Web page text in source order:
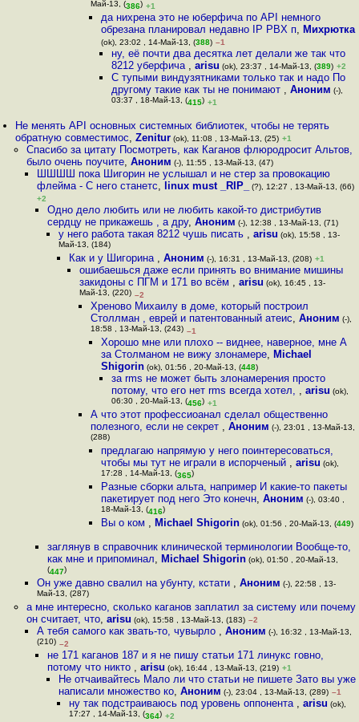
Май-13, (386) +1
да нихрена это не юберфича по API немного
обрезана планировал недавно IP PBX п, Михрютка
(ok), 23:02 , 14-Май-13, (388) –1
ну, её почти два десятка лет делали же так что
8212 уберфича ,arisu (ok), 23:37 , 14-Май-13, (389) +2
С тyпыми виндyзятниками только так и надо По
другому такие как ты не понимают ,Аноним (-),
03:37 , 18-Май-13, (415) +1
Не менять API основных системных библиотек, чтобы не терять
обратную совместимос,Zenitur (ok), 11:08 , 13-Май-13, (25) +1
Спасибо за цитату Посмотреть, как Каганов флюродросит Альтов,
было очень поучите, Аноним (-), 11:55 , 13-Май-13, (47)
ШШШШ пока Шигорин не услышал и не стер за провокацию
флейма - С него станетс, linux must _RIP_
(?), 12:27 , 13-Май-13, (66)
+2
Одно дело любить или не любить какой-то дистрибутив
сердцу не прикажешь , а дру,Аноним (-), 12:38 , 13-Май-13, (71)
у него работа такая 8212 чушь писать , arisu (ok), 15:58 , 13-
Май-13, (184)
Как и у Шигорина , Аноним (-), 16:31 , 13-Май-13, (208) +1
ошибаешься даже если принять во внимание мишины
закидоны с ПГМ и 171 во всём ,arisu (ok), 16:45 , 13-
Май-13, (220) –2
Хреново Михаилу в доме, который построил
Столлман , еврей и патентованный атеис, Аноним (-),
18:58 , 13-Май-13, (243) –1
Хорошо мне или плохо -- виднее, наверное, мне А
за Столманом не вижу злонамере, Michael
Shigorin(ok), 01:56 , 20-Май-13, (448)
за rms не может быть злонамерения просто
потому, что его нет rms всегда хотел, ,arisu (ok),
06:30 , 20-Май-13, (456) +1
А что этот профессиоанал сделал общественно
полезного, если не секрет , Аноним (-), 23:01 , 13-Май-13,
(288)
предлагаю напрямую у него поинтересоваться,
чтобы мы тут не играли в испорченый , arisu (ok),
17:28 , 14-Май-13, (365)
Разные сборки альта, например И какие-то пакеты
пакетирует под него Это конечн, Аноним (-), 03:40 ,
18-Май-13, (416)
Вы о ком , Michael Shigorin(ok), 01:56 , 20-Май-13, (449)
заглянув в справочник клинической терминологии Вообще-то,
как мне и припоминал, Michael Shigorin (ok), 01:50 , 20-Май-13,
(447)
Он уже давно свалил на убунту, кстати , Аноним (-), 22:58 , 13-
Май-13, (287)
а мне интересно, сколько каганов заплатил за систему или почему
он считает, что, arisu (ok), 15:58 , 13-Май-13, (183) –2
А тебя самого как звать-то, чувырло , Аноним (-), 16:32 , 13-Май-13,
(210) –2
не 171 каганов 187 и я не пишу статьи 171 линукс говно,
потому что никто ,arisu (ok), 16:44 , 13-Май-13, (219) +1
Не отчаивайтесь Мало ли что статьи не пишете Зато вы уже
написали множество ко, Аноним (-), 23:04 , 13-Май-13, (289) –1
ну так подстраиваюсь под уровень оппонента , arisu (ok),
17:27 , 14-Май-13, (364) +2